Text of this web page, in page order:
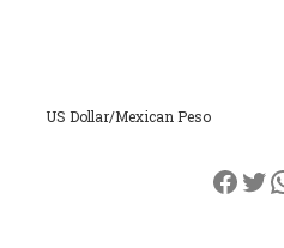
US Dollar/Mexican Peso